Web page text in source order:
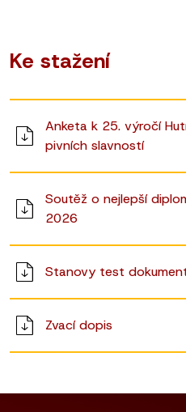
Ke stažení
Anketa k 25. výročí
pivních slavností
Soutěž o nejlepší
2026
Stanovy test
Zvací dopis